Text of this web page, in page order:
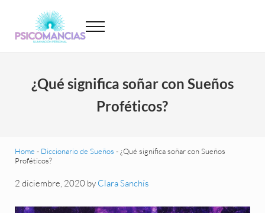
Psicomancias
Menu
¿Qué significa soñar con Sueños
Proféticos?
Home - Diccionario de Sueños -¿Qué significa soñar con Sueños
Proféticos?
2 diciembre, 2020 by Clara Sanchís